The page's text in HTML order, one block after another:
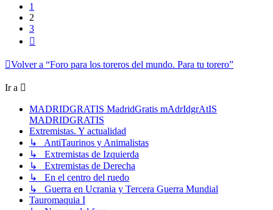
1
2
3
Volver a “Foro para los toreros del mundo. Para tu torero”
Ir a
MADRIDGRATIS MadridGratis mAdrIdgrAtIS
MADRIDGRATIS
Extremistas. Y actualidad
↳ AntiTaurinos y Animalistas
↳ Extremistas de Izquierda
↳ Extremistas de Derecha
↳ En el centro del ruedo
↳ Guerra en Ucrania y Tercera Guerra Mundial
Tauromaquia I